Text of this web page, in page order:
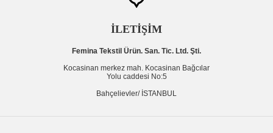
İLETİŞİM
Femina Tekstil Ürün. San. Tic. Ltd. Şti.
Kocasinan merkez mah. Kocasinan Bağcılar
Yolu caddesi No:5
Bahçelievler/ İSTANBUL